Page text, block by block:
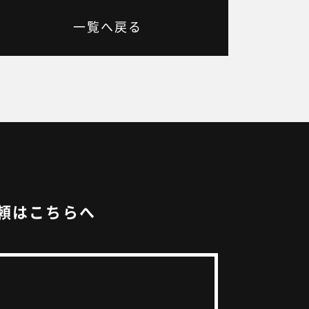
一覧へ戻る
はこちらへ